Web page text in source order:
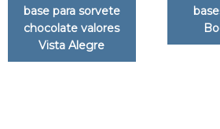
base para sorvete
chocolate valores
Vista Alegre